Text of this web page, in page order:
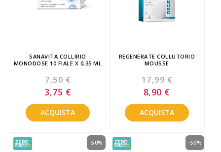
SANAVITA COLLIRIO
MONODOSE 10 FIALE X 0,35 ML
7,50 €
Special
Price
3,75 €
ACQUISTA
REGENERATE COLLUTORIO
MOUSSE
17,99 €
Special
Price
8,90 €
ACQUISTA
-50% -50%